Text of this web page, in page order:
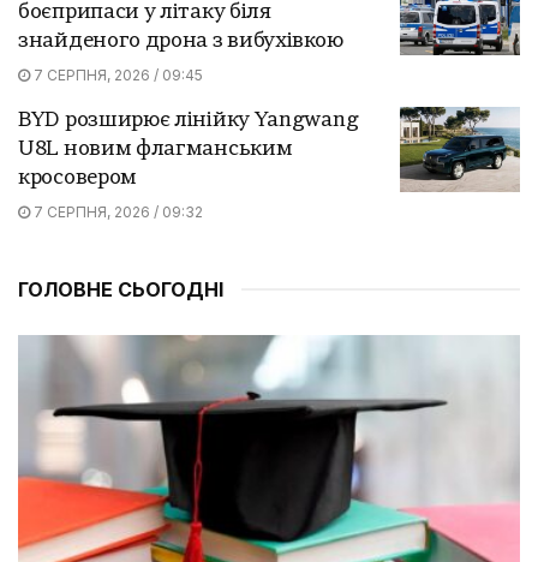
боєприпаси у літаку біля
знайденого дрона з вибухівкою
7 СЕРПНЯ, 2026 / 09:45
BYD розширює лінійку Yangwang
U8L новим флагманським
кросовером
7 СЕРПНЯ, 2026 / 09:32
ГОЛОВНЕ СЬОГОДНІ